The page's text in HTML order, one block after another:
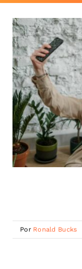
Por Ronald Bucks